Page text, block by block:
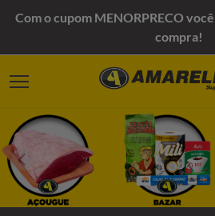
Com o cupom MENORPRECO
compra!